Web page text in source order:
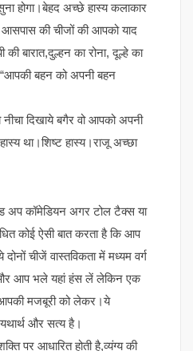
होगा।बेहद अच्छे हास्य कलाकार
की चीजों की आपको याद
बारात,दुल्हन का रोना, दूल्हे का
बहन को अपनी बहन
दिखाये बगैर वो आपको अपनी
था।शिष्ट हास्य।राजू अच्छा
अप कॉमेडियन अगर टोल टैक्स या
कोई ऐसी बात करता है कि आप
चीजें वास्तविकता में मध्यम वर्ग
और आप भले यहां हंस लें लेकिन एक
मजबूरी को लेकर।ये
और सत्य है।
पर आधारित होती है,व्यंग्य की